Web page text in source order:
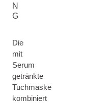
N
G
Die
mit
Serum
getränkte
Tuchmaske
kombiniert